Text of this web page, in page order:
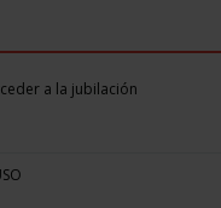
a la jubilación